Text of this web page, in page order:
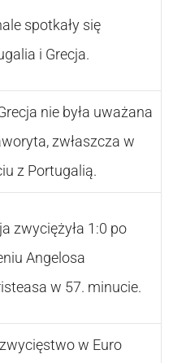
spotkały się
i Grecja.
nie była uważana
zwłaszcza w
z Portugalią.
zwyciężyła 1:0 po
Angelosa
w 57. minucie.
w Euro